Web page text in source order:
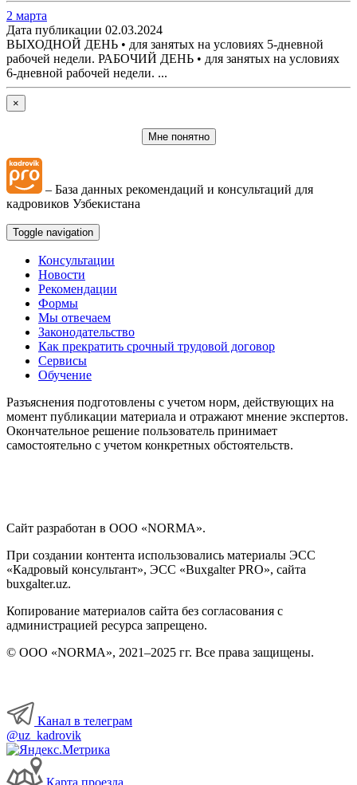
2 марта
Дата публикации 02.03.2024
ВЫХОДНОЙ ДЕНЬ • для занятых на условиях 5-дневной
рабочей недели. РАБОЧИЙ ДЕНЬ • для занятых на условиях
6-дневной рабочей недели. ...
×
Мне понятно
– База данных рекомендаций и консультаций для
кадровиков Узбекистана
Toggle navigation
Консультации
Новости
Рекомендации
Формы
Мы отвечаем
Законодательство
Как прекратить срочный трудовой договор
Сервисы
Обучение
Разъяснения подготовлены с учетом норм, действующих на
момент публикации материала и отражают мнение экспертов.
Окончательное решение пользователь принимает
самостоятельно с учетом конкретных обстоятельств.
Сайт разработан в ООО «NORMA».
При создании контента использовались материалы ЭСС
«Кадровый консультант», ЭСС «Buxgalter PRO», сайта
buxgalter.uz.
Копирование материалов сайта без согласования с
администрацией ресурса запрещено.
© ООО «NORMA», 2021–2025 гг. Все права защищены.
Канал в телеграм
@uz_kadrovik